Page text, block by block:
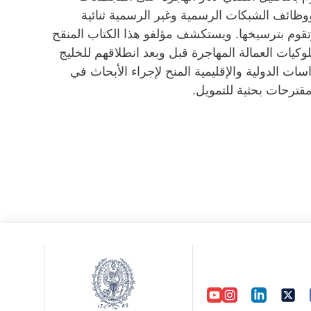
الشبكات الرسمية وغير الرسمية ثنائية
بترسيخها. ويستكشف مؤلفو هذا الكتاب المنقح
العمالة المهاجرة قبل وبعد انطلاقهم للخليج
2008 – 2009، منح مركز الدراسات الدولية والإقليمية المنح لإجراء الأبحاث في
بحثية للتمويل.